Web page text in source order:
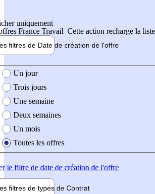
uniquement
France Travail Cette action recharge la
filtres de Date de création de l'offre
création de l'offre
Un jour
Trois jours
Une semaine
Deux semaines
Un mois
Toutes les offres
le filtre de date de création de l'offre
filtres de types de Contrat